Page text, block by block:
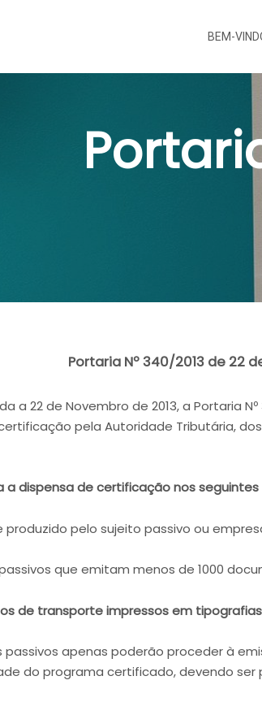
BEM-
Portaria Nº 340/2013 de 22
22 de Novembro de 2013, a Portaria Nº
pela Autoridade Tributária,
a dispensa de certificação nos seguintes
pelo sujeito passivo ou
que emitam menos de 1000
de transporte impressos em
apenas poderão proceder à
do programa certificado, devendo